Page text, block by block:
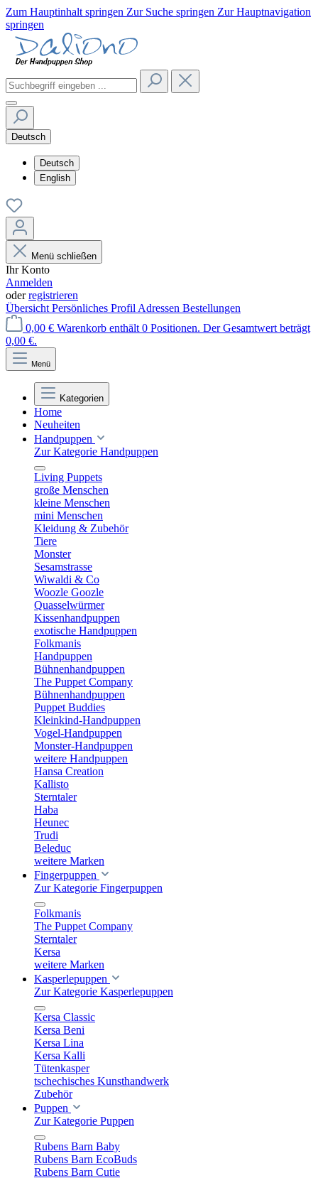
Zum Hauptinhalt springen Zur Suche springen Zur Hauptnavigation
springen
Deutsch
Deutsch
English
Menü schließen
Ihr Konto
Anmelden
oderregistrieren
Übersicht Persönliches Profil Adressen Bestellungen
0,00 € Warenkorb enthält 0 Positionen. Der Gesamtwert beträgt
0,00 €.
Menü
Kategorien
Home
Neuheiten
Handpuppen
Zur Kategorie Handpuppen
Living Puppets
große Menschen
kleine Menschen
mini Menschen
Kleidung & Zubehör
Tiere
Monster
Sesamstrasse
Wiwaldi & Co
Woozle Goozle
Quasselwürmer
Kissenhandpuppen
exotische Handpuppen
Folkmanis
Handpuppen
Bühnenhandpuppen
The Puppet Company
Bühnenhandpuppen
Puppet Buddies
Kleinkind-Handpuppen
Vogel-Handpuppen
Monster-Handpuppen
weitere Handpuppen
Hansa Creation
Kallisto
Sterntaler
Haba
Heunec
Trudi
Beleduc
weitere Marken
Fingerpuppen
Zur Kategorie Fingerpuppen
Folkmanis
The Puppet Company
Sterntaler
Kersa
weitere Marken
Kasperlepuppen
Zur Kategorie Kasperlepuppen
Kersa Classic
Kersa Beni
Kersa Lina
Kersa Kalli
Tütenkasper
tschechisches Kunsthandwerk
Zubehör
Puppen
Zur Kategorie Puppen
Rubens Barn Baby
Rubens Barn EcoBuds
Rubens Barn Cutie